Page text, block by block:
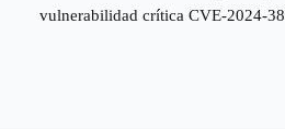
vulnerabilidad crítica CVE-2024-